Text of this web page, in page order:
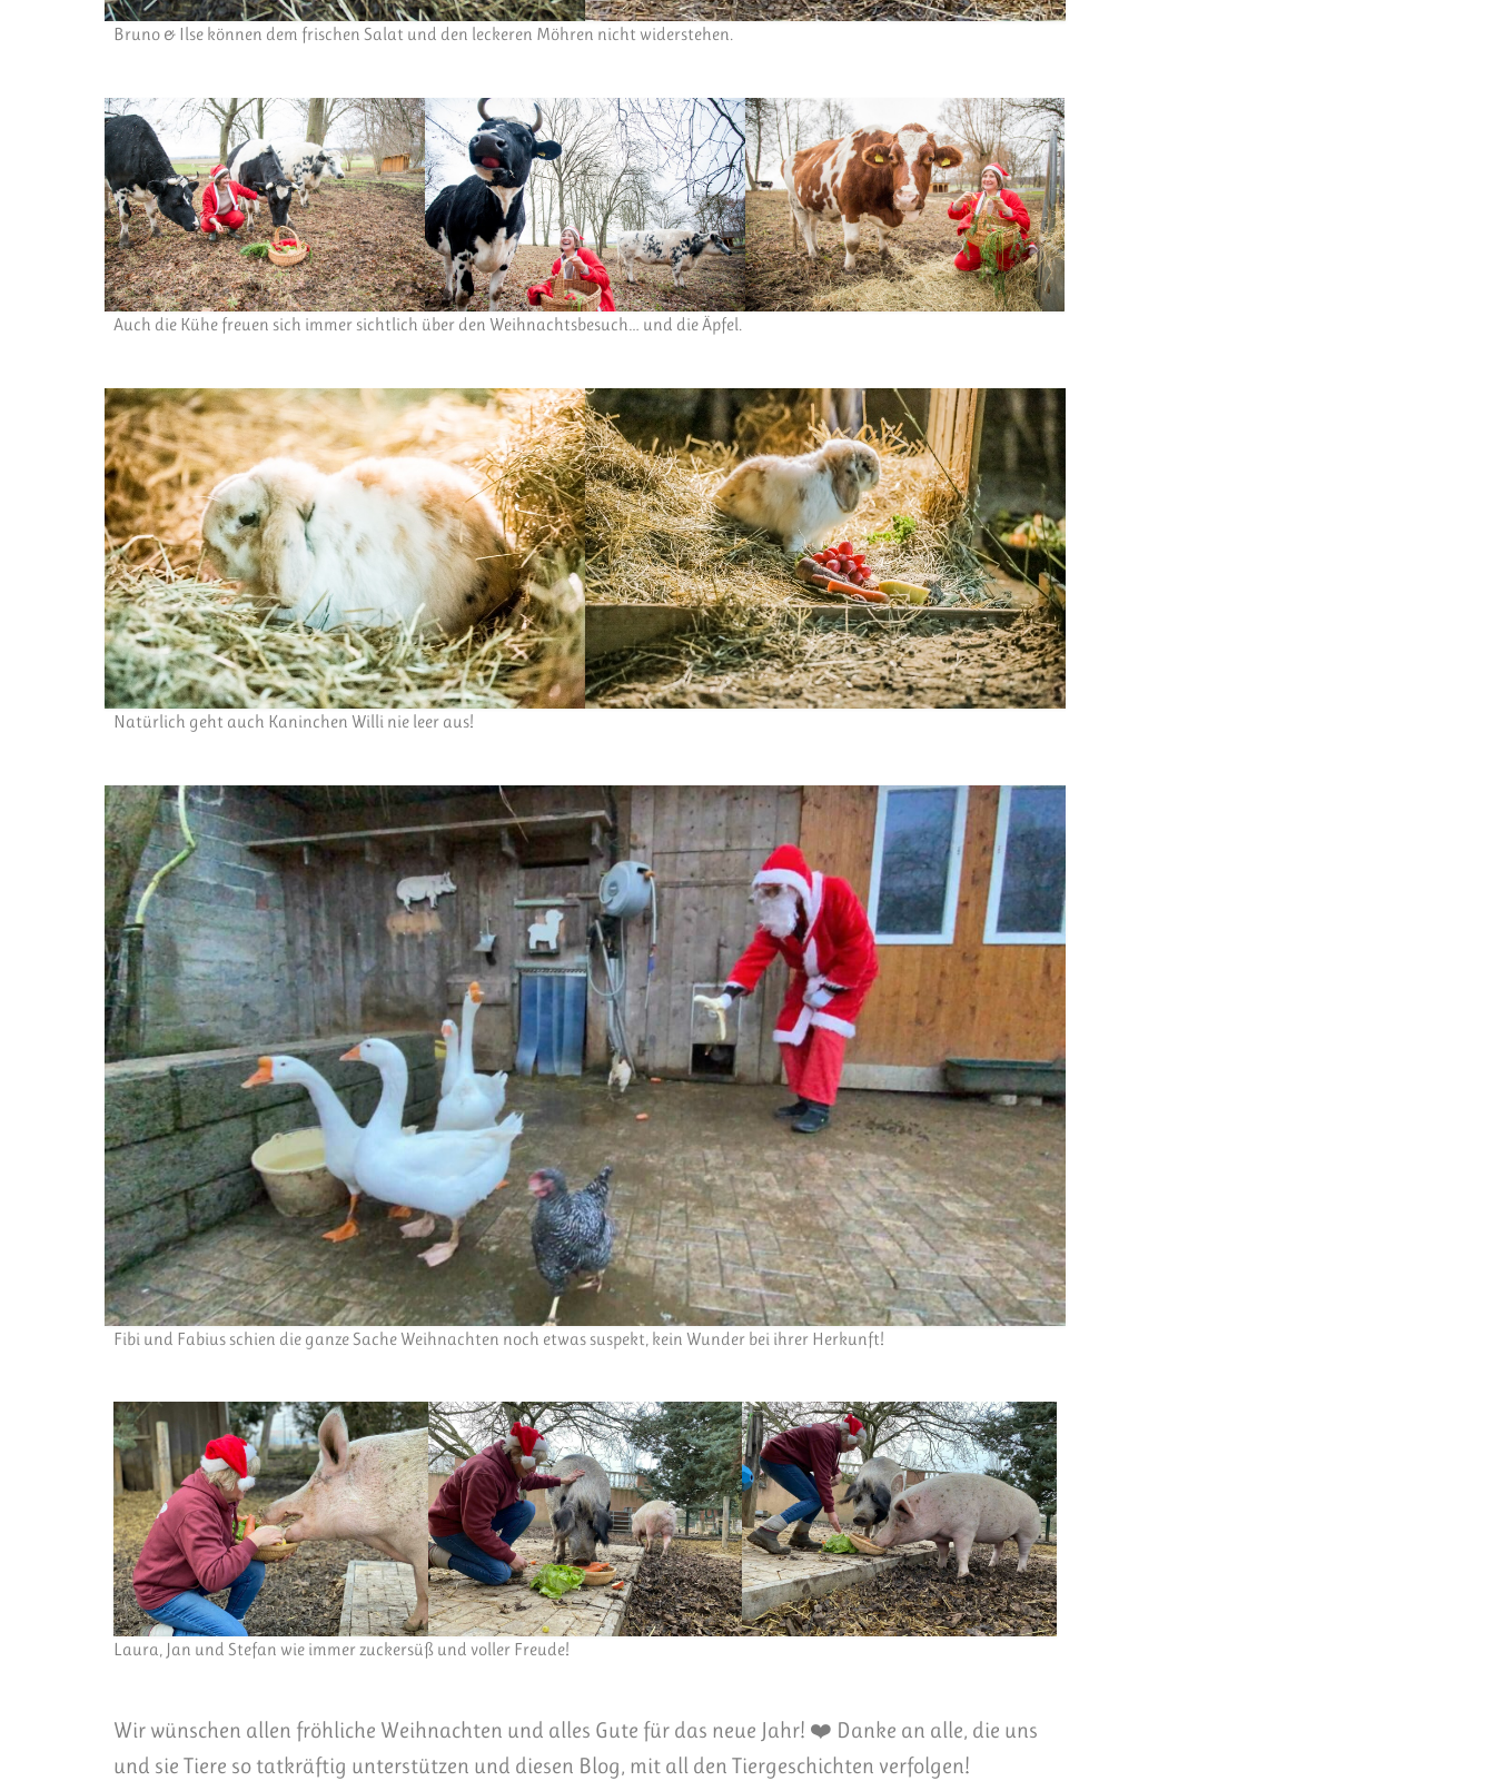
Bruno & Ilse können dem frischen Salat und den leckeren Möhren nicht widerstehen.
Auch die Kühe freuen sich immer sichtlich über den Weihnachtsbesuch… und die Äpfel.
Natürlich geht auch Kaninchen Willi nie leer aus!
Fibi und Fabius schien die ganze Sache Weihnachten noch etwas suspekt, kein Wunder bei ihrer Herkunft!
Laura, Jan und Stefan wie immer zuckersüß und voller Freude!
Wir wünschen allen fröhliche Weihnachten und alles Gute für das neue Jahr! ❤️ Danke an alle, die uns
und sie Tiere so tatkräftig unterstützen und diesen Blog, mit all den Tiergeschichten verfolgen!